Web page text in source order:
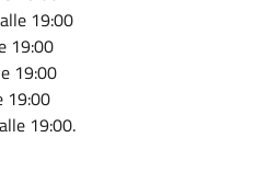
19:00
19:00
19:00
19:00
19:00.